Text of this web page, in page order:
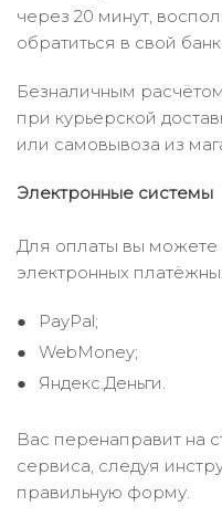
через 20 минут,
обратиться в свой
Безналичным
при курьерской
или самовывоза из
Электронные системы
Для оплаты вы можете
электронных
PayPal;
WebMoney;
Яндекс.Деньги.
Вас перенаправит на
сервиса, следуя
правильную форму.